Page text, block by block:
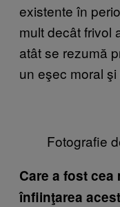
existente în
mult decât frivol
atât se rezumă
un eşec moral
Fotografie
Care a fost
înfiinţarea